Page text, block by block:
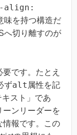
align:
味を持つ構造だ
へ切り離すのが
です。たとえ
ずalt 属性を記
スト」であ
ーンリーダーを
情報です。この